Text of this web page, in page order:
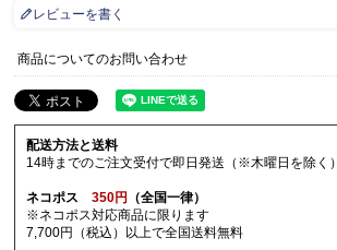
レビューを書く
商品についてのお問い合わせ
配送方法と送料
14時までのご注文受付で即日発送（※木曜日を除く）
ネコポス350円
（全国一律）
※ネコポス対応商品に限ります
7,700円（税込）以上で全国送料無料